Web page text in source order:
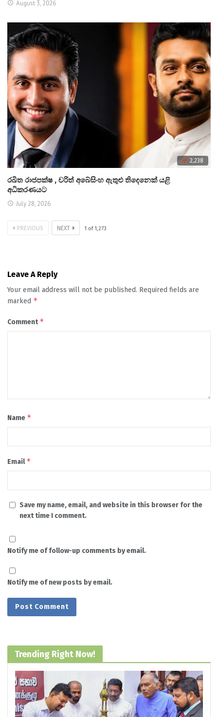
August 3, 2026
2,238
රඛිත රාජපක්ෂ , චරිත් අබේසිංහ ඇතුළු තිදෙනෙක් යළි
අධිකරණයට
July 28, 2026
PREVIOUS NEXT 1 of 1,273
Leave A Reply
Your email address will not be published. Required fields are
marked *
Comment*
Name *
Email*
Save my name, email, and website in this browser for the
next time I comment.
Notify me of follow-up comments by email.
Notify me of new posts by email.
Trending Right Now!